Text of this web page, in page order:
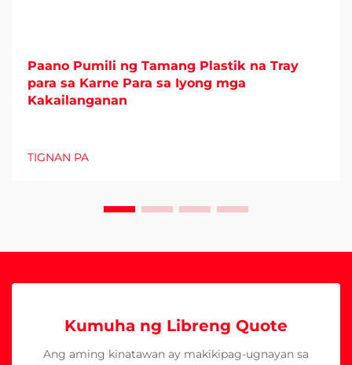
Paano Pumili ng Tamang Plastik na Tray
para sa Karne Para sa Iyong mga
Kakailanganan
TIGNAN PA
Kumuha ng Libreng Quote
Ang aming kinatawan ay makikipag-ugnayan sa